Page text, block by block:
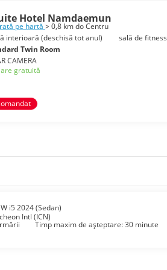
Hotel Namdaemun
pe hartă > 0,8 km do Centru
interioară (deschisă tot anul)
sală de fitness
Twin Room
CAMERA
gratuită
i5 2024 (Sedan)
Intl (ICN)
Timp maxim de așteptare: 30 minute